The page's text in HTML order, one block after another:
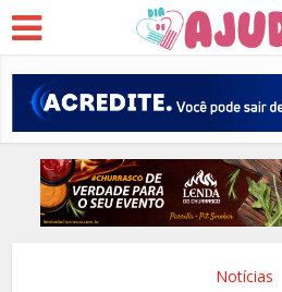
Notícias